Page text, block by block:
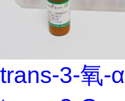
trans-3-氧-